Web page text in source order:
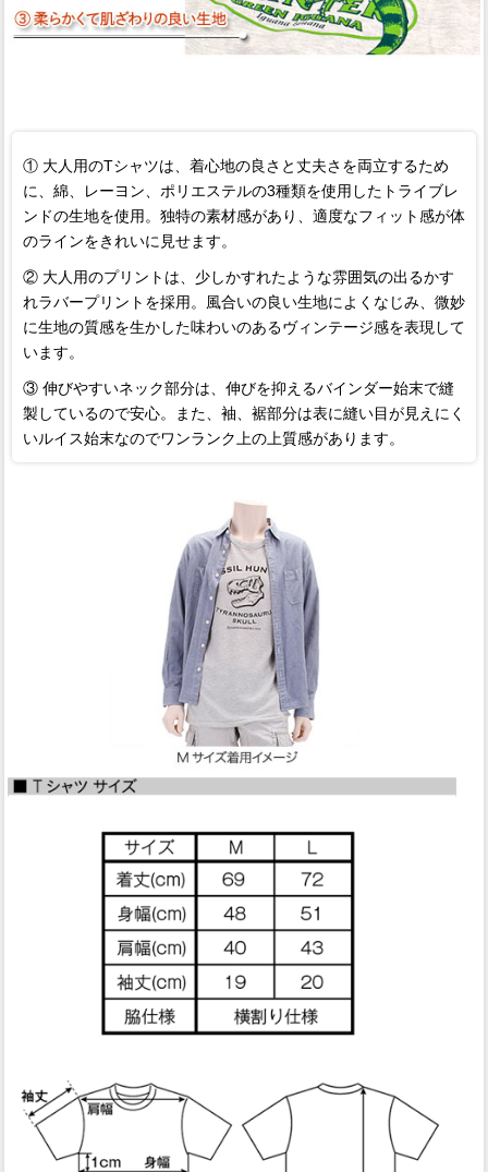
① 大人用のTシャツは、着心地の良さと丈夫さを両立するため
に、綿、レーヨン、ポリエステルの3種類を使用したトライブレ
ンドの生地を使用。独特の素材感があり、適度なフィット感が体
のラインをきれいに見せます。
② 大人用のプリントは、少しかすれたような雰囲気の出るかす
れラバープリントを採用。風合いの良い生地によくなじみ、微妙
に生地の質感を生かした味わいのあるヴィンテージ感を表現して
います。
③ 伸びやすいネック部分は、伸びを抑えるバインダー始末で縫
製しているので安心。また、袖、裾部分は表に縫い目が見えにく
いルイス始末なのでワンランク上の上質感があります。